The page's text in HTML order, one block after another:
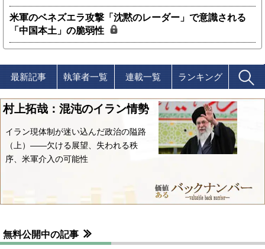
米軍のベネズエラ攻撃「沈黙のレーダー」で意識される
「中国本土」の脆弱性
最新記事 執筆者一覧 連載一覧 ランキング
村上拓哉：混沌のイラン情勢
イラン現体制が迷い込んだ政治の隘路
（上）――欠ける展望、失われる秩
序、米軍介入の可能性
無料公開中の記事